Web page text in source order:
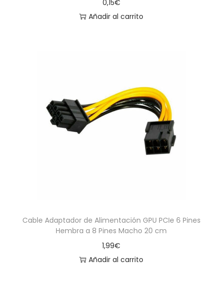
0,15€
Añadir al carrito
Cable Adaptador de Alimentación GPU PCIe 6 Pines
Hembra a 8 Pines Macho 20 cm
1,99€
Añadir al carrito